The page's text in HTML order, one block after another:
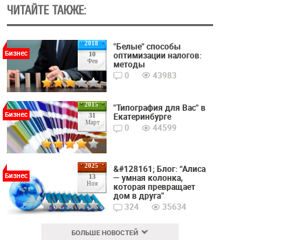
ЧИТАЙТЕ ТАКЖЕ:
2018
10
Фев
Бизнес
"Белые" способы
оптимизации налогов:
методы
0
43983
2015
31
Март
Бизнес
"Типография для Вас" в
Екатеринбурге
0
44599
2025
13
Ноя
Бизнес
&#128161; Блог: “Алиса
— умная колонка,
которая превращает
дом в друга”
324
35634
БОЛЬШЕ НОВОСТЕЙ